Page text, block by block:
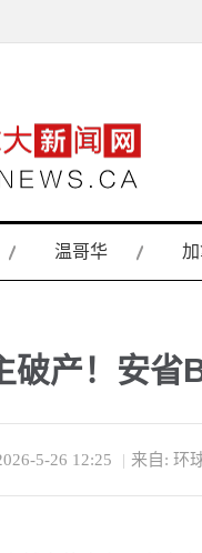
温哥华
破产！安省
5-26 12:25 | 来自: 环